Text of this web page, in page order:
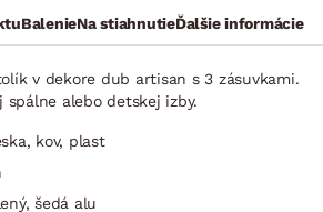
BalenieNa stiahnutieĎalšie informácie
v dekore dub artisan s 3 zásuvkami.
spálne alebo detskej izby.
kov, plast
šedá alu